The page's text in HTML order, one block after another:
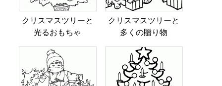
クリスマスツリーと
光るおもちゃ
クリスマスツリーと
多くの贈り物